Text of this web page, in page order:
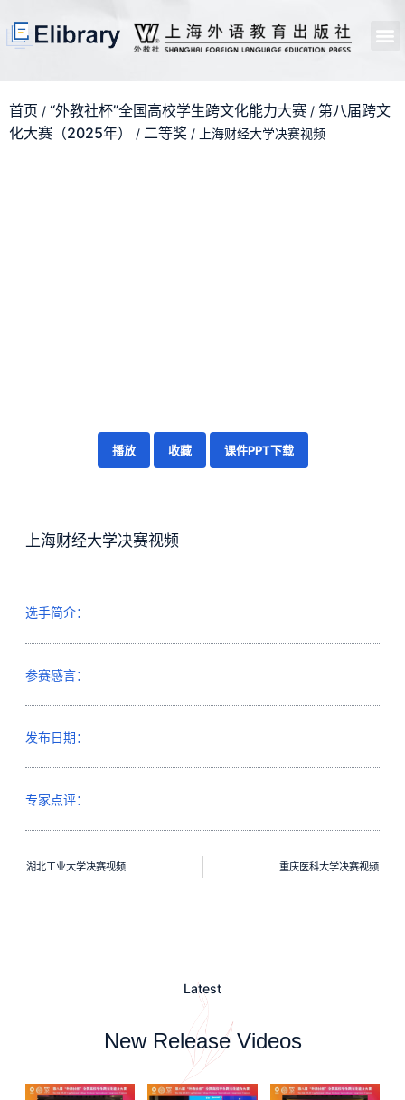
首页 / “外教社杯”全国高校学生跨文化能力大赛 / 第八届跨文
化大赛（2025年）
/ 二等奖 / 上海财经大学决赛视频
播放 收藏 课件PPT下载
上海财经大学决赛视频
选手简介：
参赛感言：
发布日期：
专家点评：
湖北工业大学决赛视频 重庆医科大学决赛视频
Latest
New Release Videos